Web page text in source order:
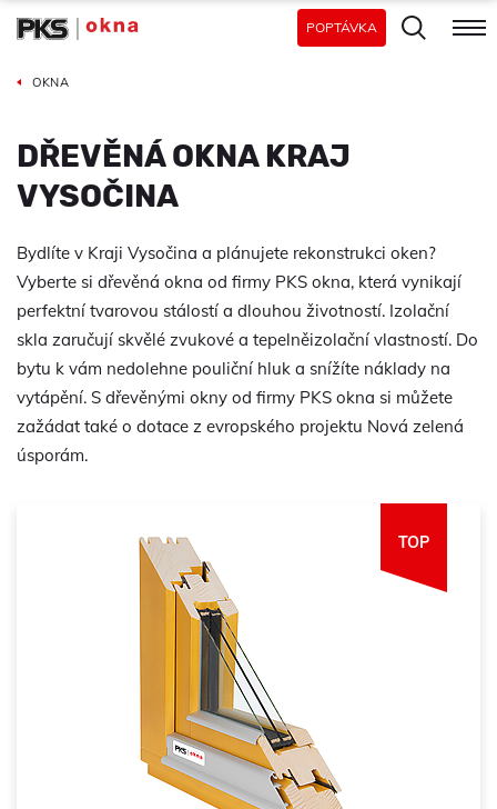
POPTÁVKA
OKNA
DŘEVĚNÁ OKNA KRAJ
VYSOČINA
Bydlíte v Kraji Vysočina a plánujete rekonstrukci oken?
Vyberte si dřevěná okna od firmy PKS okna, která vynikají
perfektní tvarovou stálostí a dlouhou životností. Izolační
skla zaručují skvělé zvukové a tepelněizolační vlastností. Do
bytu k vám nedolehne pouliční hluk a snížíte náklady na
vytápění. S dřevěnými okny od firmy PKS okna si můžete
zažádat také o dotace z evropského projektu Nová zelená
úsporám.
TOP